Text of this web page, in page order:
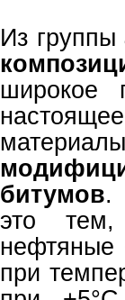
Из группы
широкое
битумов.
это
нефтяные
при